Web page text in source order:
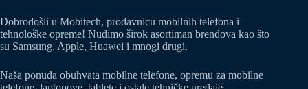
Dobrodošli u Mobitech, prodavnicu mobilnih telefona i
tehnološke opreme! Nudimo širok asortiman brendova kao što
su Samsung, Apple, Huawei i mnogi drugi.
Naša ponuda obuhvata mobilne telefone, opremu za mobilne